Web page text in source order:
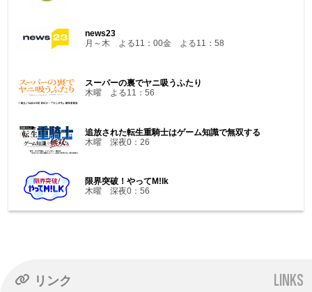
news23
月～木 よる11：00金 よる11：58
スーパーの裏でヤニ吸うふたり
木曜 よる11：56
追放された転生重騎士はゲーム知識で無双する
木曜 深夜0：26
限界突破！やってM!lk
木曜 深夜0：56
リンク LINKS